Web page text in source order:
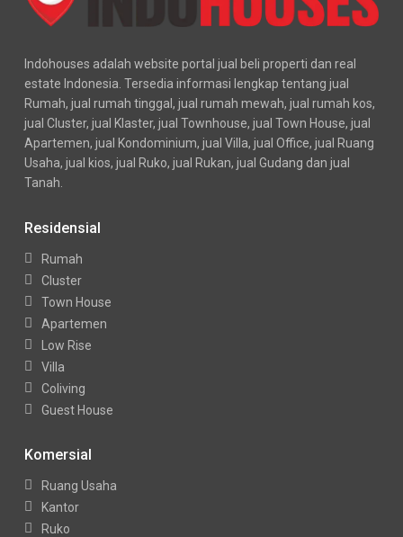
Indohouses adalah website portal jual beli properti dan real
estate Indonesia. Tersedia informasi lengkap tentang jual
Rumah, jual rumah tinggal, jual rumah mewah, jual rumah kos,
jual Cluster, jual Klaster, jual Townhouse, jual Town House, jual
Apartemen, jual Kondominium, jual Villa, jual Office, jual Ruang
Usaha, jual kios, jual Ruko, jual Rukan, jual Gudang dan jual
Tanah.
Residensial
Rumah
Cluster
Town House
Apartemen
Low Rise
Villa
Coliving
Guest House
Komersial
Ruang Usaha
Kantor
Ruko